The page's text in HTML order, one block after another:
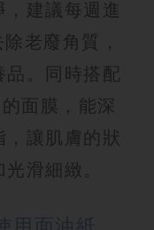
建議每週進
除老廢角質，
品。同時搭配
面膜，能深
讓肌膚的狀
滑細緻。